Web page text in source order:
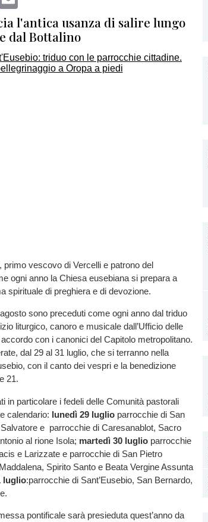
l'antica usanza di salire lungo
dal Bottalino
primo vescovo di Vercelli e patrono del
ogni anno la Chiesa eusebiana si prepara a
spirituale di preghiera e di devozione.
sono preceduti come ogni anno dal triduo
liturgico, canoro e musicale dall’Ufficio delle
con i canonici del Capitolo metropolitano.
dal 29 al 31 luglio, che si terranno nella
con il canto dei vespri e la benedizione
21.
in particolare i fedeli delle Comunità pastorali
calendario: lunedì 29 luglio parrocchie di San
e parrocchie di Caresanablot, Sacro
al rione Isola; martedì 30 luglio parrocchie
e Larizzate e parrocchie di San Pietro
Spirito Santo e Beata Vergine Assunta
luglio:parrocchie di Sant’Eusebio, San Bernardo,
pontificale sarà presieduta quest’anno da